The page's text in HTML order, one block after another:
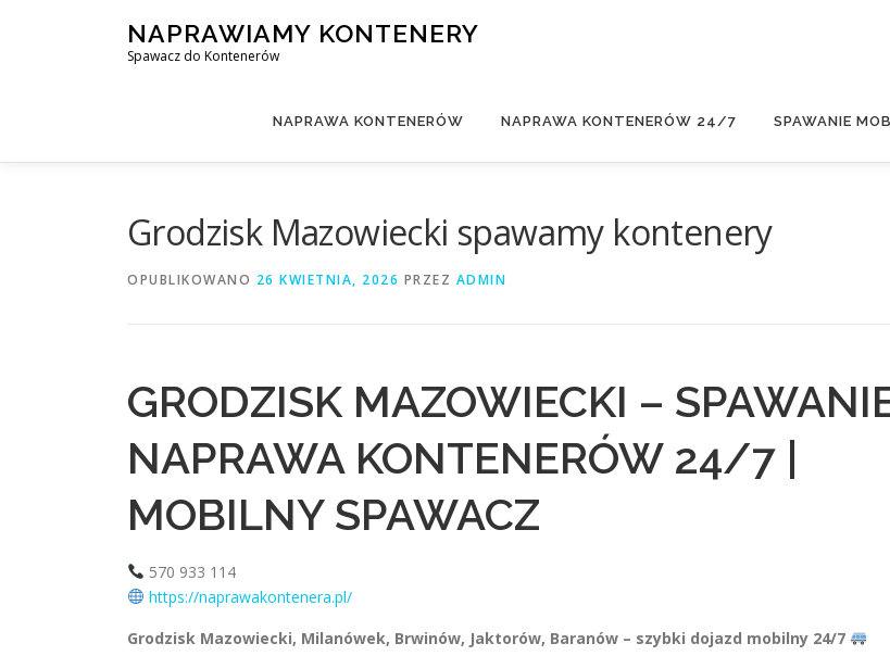
NAPRAWIAMY KONTENERY
Spawacz do Kontenerów
NAPRAWA KONTENERÓW NAPRAWA KONTENERÓW 24/7 SPAWANIE
Grodzisk Mazowiecki spawamy kontenery
OPUBLIKOWANO 26 KWIETNIA, 2026 PRZEZ ADMIN
GRODZISK MAZOWIECKI –
NAPRAWA KONTENERÓW 24/7 |
MOBILNY SPAWACZ
570 933 114
https://naprawakontenera.pl/
Grodzisk Mazowiecki, Milanówek, Brwinów, Jaktorów, Baranów – szybki dojazd mobilny 24/7